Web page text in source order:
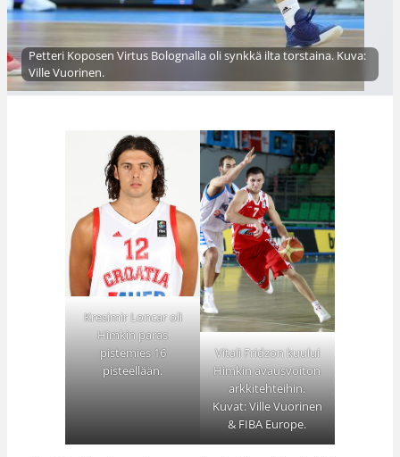
Petteri Koposen Virtus Bolognalla oli synkkä ilta torstaina. Kuva:
Ville Vuorinen.
Kresimir Loncar oli
Himkin paras
pistemies 16
pisteellään.
Vitali Fridzon kuului
Himkin avausvoiton
arkkitehteihin.
Kuvat: Ville Vuorinen
& FIBA Europe.